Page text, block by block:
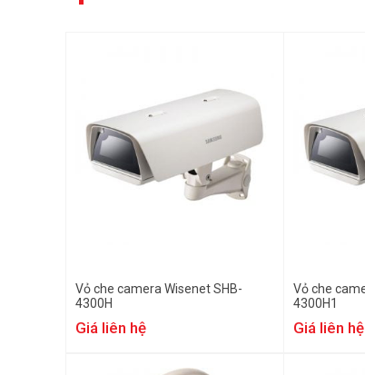
Vỏ che camera Wisenet SHB-
4300H
Giá liên hệ
Vỏ che
4300H1
Giá liên hệ